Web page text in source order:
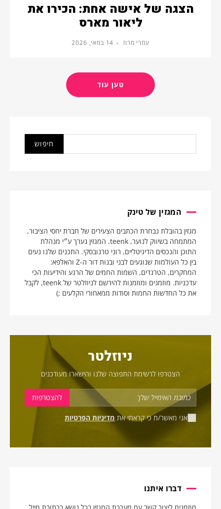
הצגה של אישה אחת: הכירו את
ליאור מארס
עמרי מרוז 14 במאי, 2026
טען עוד
המגזין של טינק
מגזין בהובלת נבחרת הכתבים הצעירים של חברת יחסי הציבור,
המתמחה בשיווק לנוער, teenk. המגזין נערך ע״י מנהלת
התוכן והנכסים הדיגיטליים, רוני טרנובסקי. התכנים שלנו נעים
בין כל העולמות שנוגעים לבני ובנות דור ה-Z והאלפא:
המחקרים, הטרנדים, השמות החמים של הרגע והידיעות הכי
עדכניות. מוזמנים ומוזמנות להירשם לניוזלטר של teenk, לקבל
את כל החדשות החמות וסודות ממאחורי הקלעים ;)
ניוזלטר
הצטרפו לרשימת התפוצה שלנו והישארו מעודכנים
אני מאשר/ת כי קראתי את מדיניות הפרטיות
דברו איתנו